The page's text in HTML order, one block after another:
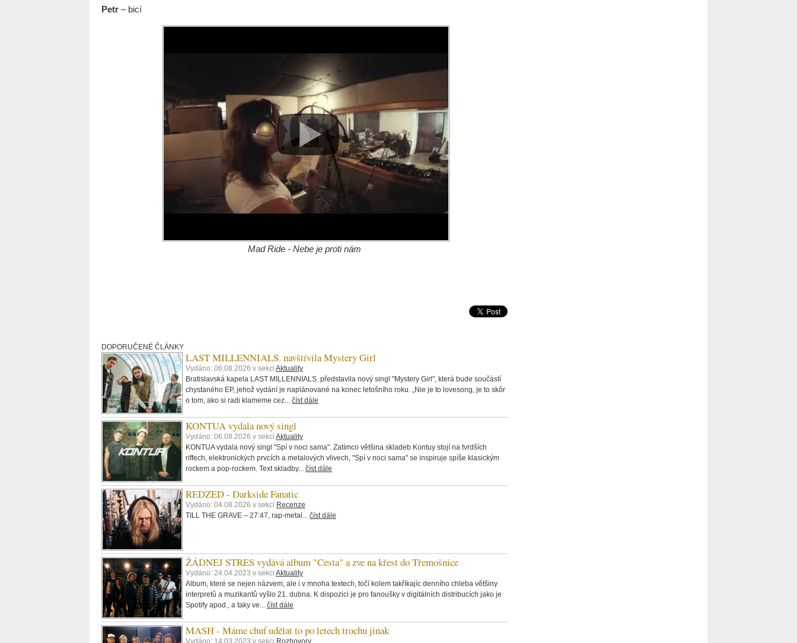
Petr – bicí
Mad Ride - Nebe je proti nám
DOPORUČENÉ ČLÁNKY
LAST MILLENNIALS. navštívila Mystery Girl
Vydáno: 06.08.2026 v sekci Aktuality
Bratislavská kapela LAST MILLENNIALS. představila nový singl "Mystery Girl", která bude součástí
chystaného EP, jehož vydání je naplánované na konec letošního roku. „Nie je to lovesong, je to skôr
o tom, ako si radi klameme cez... číst dále
KONTUA vydala nový singl
Vydáno: 06.08.2026 v sekci Aktuality
KONTUA vydala nový singl "Spí v noci sama". Zatímco většina skladeb Kontuy stojí na tvrdších
riffech, elektronických prvcích a metalových vlivech, "Spí v noci sama" se inspiruje spíše klasickým
rockem a pop-rockem. Text skladby... číst dále
REDZED - Darkside Fanatic
Vydáno: 04.08.2026 v sekci Recenze
TILL THE GRAVE – 27:47, rap-metal... číst dále
ŽÁDNEJ STRES vydává album "Cesta" a zve na křest do Třemošnice
Vydáno: 24.04.2023 v sekci Aktuality
Album, které se nejen názvem, ale i v mnoha textech, točí kolem takříkajíc denního chleba většiny
interpretů a muzikantů vyšlo 21. dubna. K dispozici je pro fanoušky v digitálních distribucích jako je
Spotify apod., a taky ve... číst dále
MASH - Máme chuť udělat to po letech trochu jinak
Vydáno: 14.03.2023 v sekci Rozhovory